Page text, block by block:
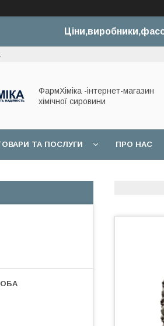
ФармХіміка -інтернет-магазин
хімічної сировини
ТА ПОСЛУГИ ПРО НАС